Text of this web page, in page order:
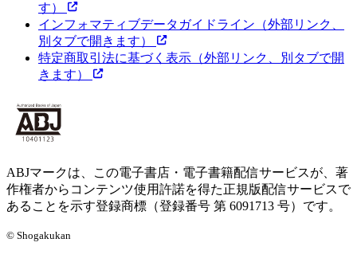
す）
インフォマティブデータガイドライン （外部リンク、
別タブで開きます）
特定商取引法に基づく表示 （外部リンク、別タブで開
きます）
ABJマークは、この電子書店・電子書籍配信サービスが、著
作権者からコンテンツ使用許諾を得た正規版配信サービスで
あることを示す登録商標（登録番号 第 6091713 号）です。
© Shogakukan